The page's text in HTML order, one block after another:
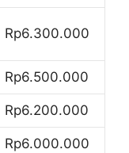
Rp6.300.000
Rp6.500.000
Rp6.200.000
Rp6.000.000